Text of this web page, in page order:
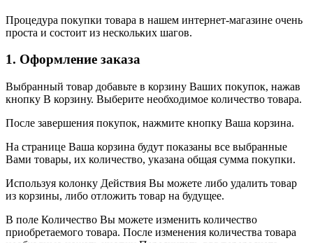
Процедура покупки товара в нашем интернет-магазине очень
проста и состоит из нескольких шагов.
1. Оформление заказа
Выбранный товар добавьте в корзину Ваших покупок, нажав
кнопку В корзину. Выберите необходимое количество товара.
После завершения покупок, нажмите кнопку Ваша корзина.
На странице Ваша корзина будут показаны все выбранные
Вами товары, их количество, указана общая сумма покупки.
Используя колонку Действия Вы можете либо удалить товар
из корзины, либо отложить товар на будущее.
В поле Количество Вы можете изменить количество
приобретаемого товара. После изменения количества товара